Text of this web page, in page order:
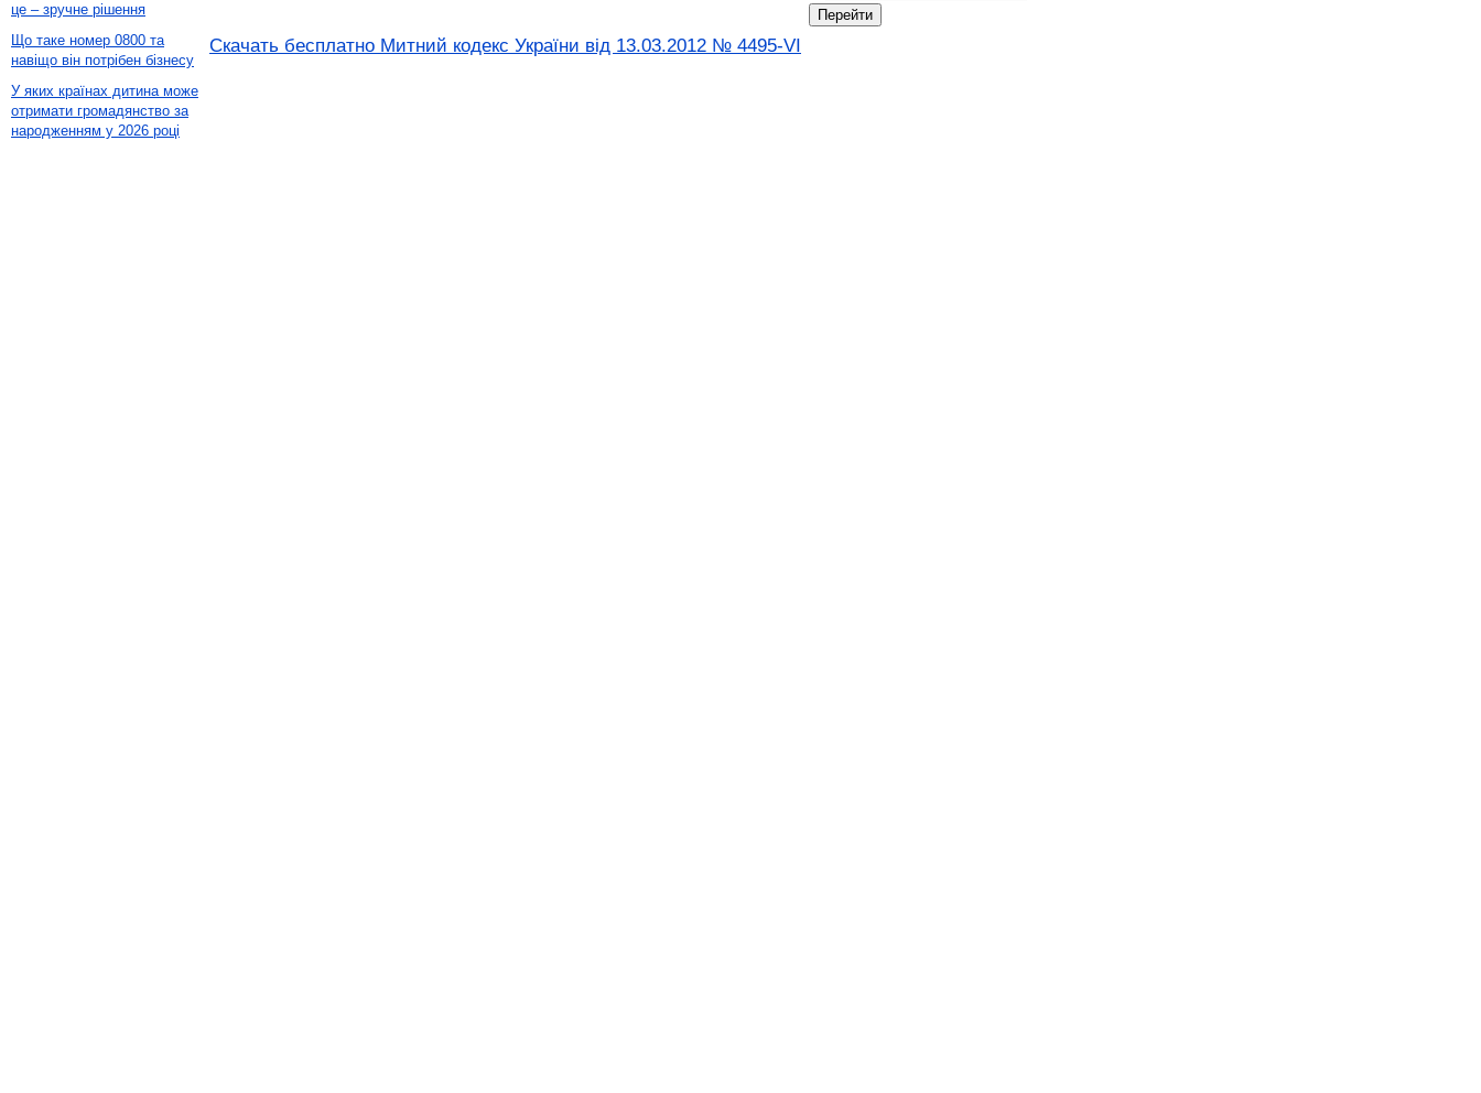
Скачать бесплатно Митний кодекс України від 13.03.2012 № 4495-VI
це – зручне рішення
Що таке номер 0800 та
навіщо він потрібен бізнесу
У яких країнах дитина може
отримати громадянство за
народженням у 2026 році